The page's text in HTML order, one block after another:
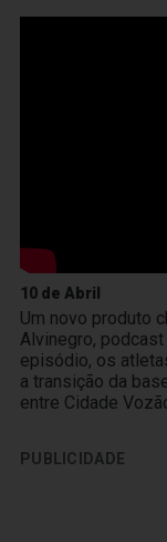
10 de Abril
Um novo produto
Alvinegro,
episódio, os
a transição da
entre Cidade
PUBLICIDADE